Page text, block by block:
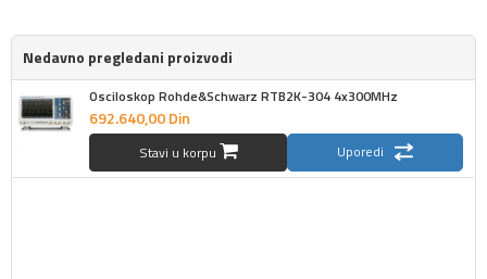
Nedavno pregledani proizvodi
Osciloskop Rohde&Schwarz RTB2K-304 4x300MHz
692.640,00Din
Stavi u korpu Uporedi